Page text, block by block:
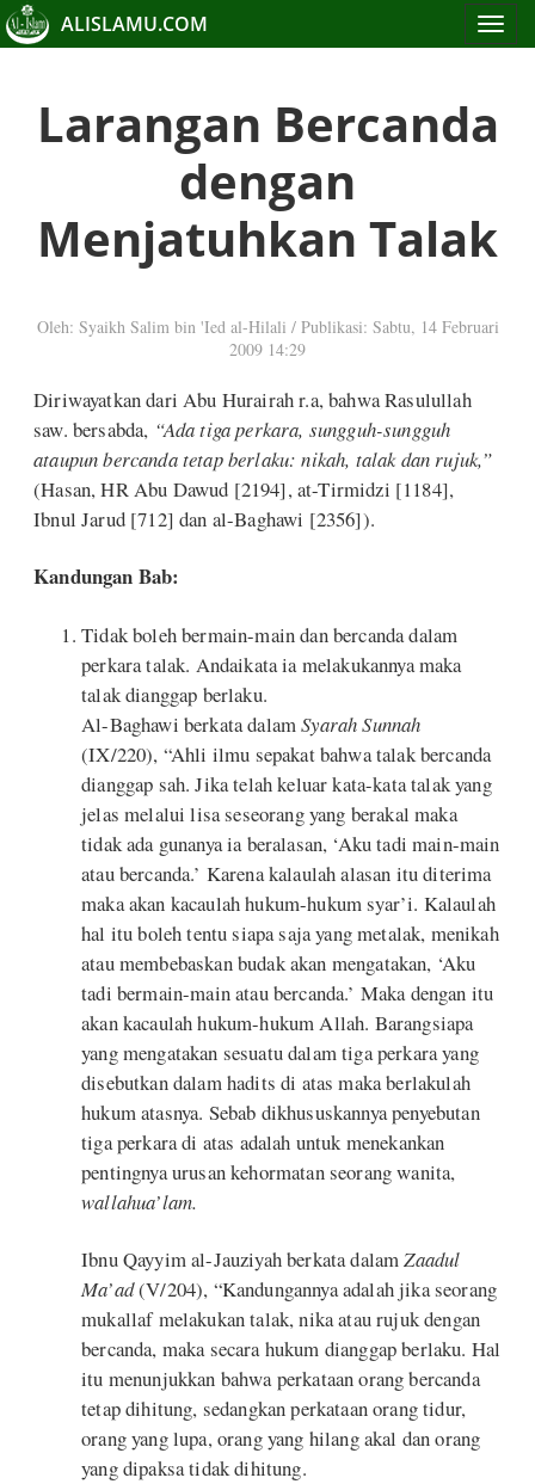
Toggle
ALISLAMU.COM
Larangan Bercanda
dengan
Menjatuhkan Talak
Oleh: Syaikh Salim bin 'Ied al-Hilali / Publikasi: Sabtu, 14 Februari
2009 14:29
Diriwayatkan dari Abu Hurairah r.a, bahwa Rasulullah
saw. bersabda, “Ada tiga perkara, sungguh-sungguh
ataupun bercanda tetap berlaku: nikah, talak dan rujuk,”
(Hasan, HR Abu Dawud [2194], at-Tirmidzi [1184],
Ibnul Jarud [712] dan al-Baghawi [2356]).
Kandungan Bab:
Tidak boleh bermain-main dan bercanda dalam
perkara talak. Andaikata ia melakukannya maka
talak dianggap berlaku.
Al-Baghawi berkata dalamSyarah Sunnah
(IX/220), “Ahli ilmu sepakat bahwa talak bercanda
dianggap sah. Jika telah keluar kata-kata talak yang
jelas melalui lisa seseorang yang berakal maka
tidak ada gunanya ia beralasan, ‘Aku tadi main-main
atau bercanda.’ Karena kalaulah alasan itu diterima
maka akan kacaulah hukum-hukum syar’i. Kalaulah
hal itu boleh tentu siapa saja yang metalak, menikah
atau membebaskan budak akan mengatakan, ‘Aku
tadi bermain-main atau bercanda.’ Maka dengan itu
akan kacaulah hukum-hukum Allah. Barangsiapa
yang mengatakan sesuatu dalam tiga perkara yang
disebutkan dalam hadits di atas maka berlakulah
hukum atasnya. Sebab dikhususkannya penyebutan
tiga perkara di atas adalah untuk menekankan
pentingnya urusan kehormatan seorang wanita,
wallahua’lam.
Ibnu Qayyim al-Jauziyah berkata dalamZaadul
Ma’ad(V/204), “Kandungannya adalah jika seorang
mukallaf melakukan talak, nika atau rujuk dengan
bercanda, maka secara hukum dianggap berlaku. Hal
itu menunjukkan bahwa perkataan orang bercanda
tetap dihitung, sedangkan perkataan orang tidur,
orang yang lupa, orang yang hilang akal dan orang
yang dipaksa tidak dihitung.